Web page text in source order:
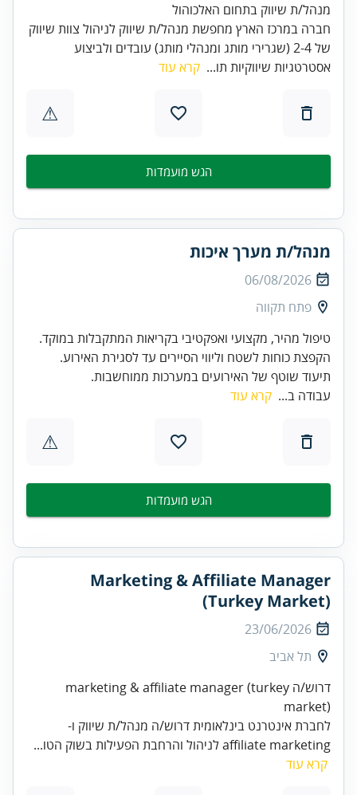
חברה במרכז הארץ מחפשת מנהל/ת שיווק לניהול צוות שיווק
של 2-4 (שגרירי מותג ומנהלי מותג) עובדים ולביצוע
אסטרטגיות שיווקיות תו... קרא עוד
⚠
הגש מועמדות
מנהל/ת מערך איכות
06/08/2026
פתח תקווה
תיעוד שוטף של האירועים במערכות ממוחשבות.
עבודה ב... קרא עוד
⚠
הגש מועמדות
Marketing & Affiliate Manager
(Turkey Market)
23/06/2026
תל אביב
דרוש/ה marketing & affiliate manager (turkey
market)
לחברת אינטרנט בינלאומית דרוש/ה מנהל/ת שיווק ו-
affiliate marketing לניהול והרחבת הפעילות בשוק הטו...
קרא עוד